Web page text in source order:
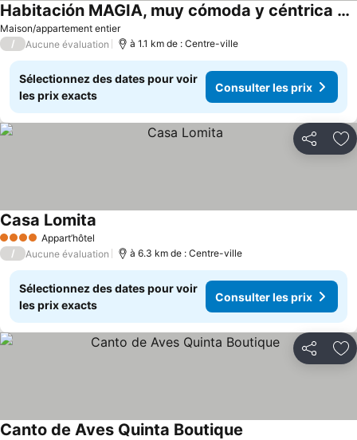
Maison/appartement entier
Habitación MAGIA, muy cómoda y céntrica en Mali
Consulter les prix
/ Aucune évaluation à 1.1 km de : Centre-ville
Sélectionnez des dates pour voir
les prix exacts
Consulter les prix
Partager
4 Étoiles Appart’hôtel
Casa Lomita
/ Aucune évaluation à 6.3 km de : Centre-ville
Sélectionnez des dates pour voir
les prix exacts
Consulter les prix
Partager
Canto de Aves Quinta Boutique